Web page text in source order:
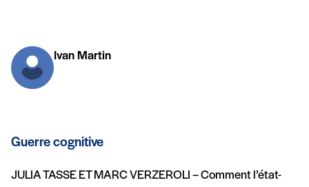
Ivan Martin
Guerre cognitive
JULIA TASSE ET MARC VERZEROLI – Comment l’état-